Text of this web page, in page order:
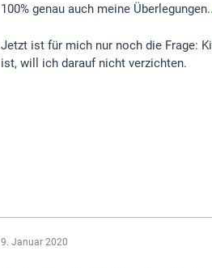
100% genau auch meine
Jetzt ist für mich nur noch die Frage:
ist, will ich darauf nicht verzichten.
9. Januar 2020